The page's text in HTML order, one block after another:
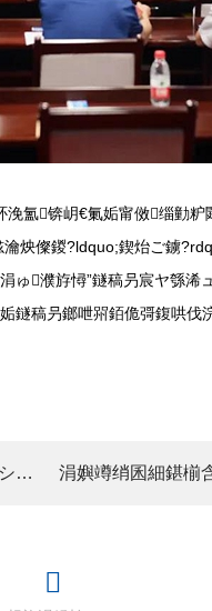
氳锛岄€氭姤甯傚缁勭
炴儏鍐?ldquo;鍥炲ご鐪
濮斿憳”鐩稿叧宸ヤ綔
稿叧鎯呭喌銆佹彁鍑哄
涓婁竴绡囷細鍖椾含鍖栧伐闆嗗洟 鐜嬪睍瓒呰幏璇勨€滃浗浼佹シ妯÷峰寳浜鏍封€濆崄澶т汉鐗?/a>